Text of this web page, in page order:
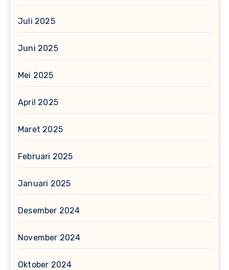
Juli 2025
Juni 2025
Mei 2025
April 2025
Maret 2025
Februari 2025
Januari 2025
Desember 2024
November 2024
Oktober 2024